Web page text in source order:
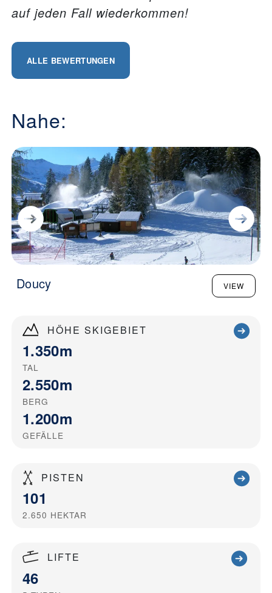
HÖHE SKIGEBIET
1.350m
TAL
2.550m
BERG
1.200m
GEFÄLLE
PISTEN
101
2.650 HEKTAR
LIFTE
46
auf jeden Fall wiederkommen!
ALLE BEWERTUNGEN
Nahe:
Doucy VIEW